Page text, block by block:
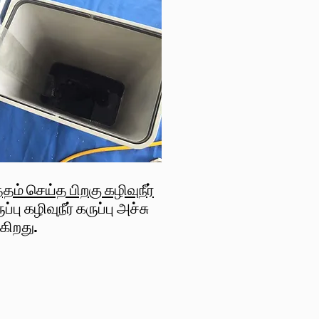
செய்த பிறகு கழிவுநீர்
கழிவுநீர் கருப்பு அச்சு